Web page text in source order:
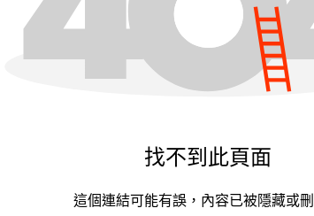
找不到此頁面
這個連結可能有誤，內容已被隱藏或刪